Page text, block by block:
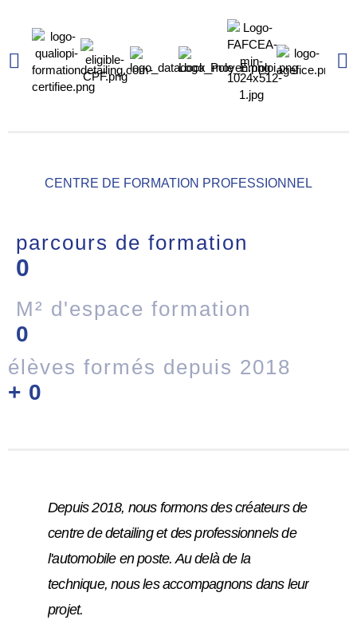
CENTRE DE FORMATION PROFESSIONNEL
parcours de formation
0
M² d'espace formation
0
élèves formés depuis 2018
+ 0
Depuis 2018, nous formons des créateurs de
centre de detailing et des professionnels de
l'automobile en poste. Au delà de la
technique, nous les accompagnons dans leur
projet.